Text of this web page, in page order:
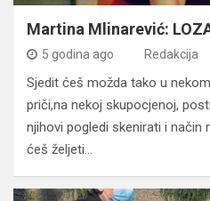
Martina Mlinarević:
5 godina ago Redakcija
Sjedit ćeš možda tako u
priči,na nekoj skupocjenoj,
njihovi pogledi skenirati i način
ćeš željeti…